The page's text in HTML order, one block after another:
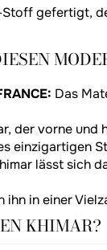
gefertigt,
Das
der vorne
einzigartigen
lässt sich
ihn in einer
KHIMAR?